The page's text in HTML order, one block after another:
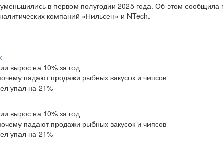
в первом полугодии 2025 года. Об этом сообщила
компаний «Нильсен» и NTech.
вырос на 10% за год
падают продажи рыбных закусок и чипсов
упал на 21%
вырос на 10% за год
падают продажи рыбных закусок и чипсов
упал на 21%